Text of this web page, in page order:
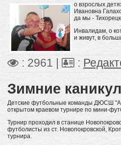
о взрослых
Ивановна
да мы -
Инвалидам, о
и живут, в
: 2961 | :
Зимние
Детские футбольные команды ДЮСШ
открытом краевом турнире по мини-
Турнир проходил в станице
футболисты из ст. Новопокровской,
турнира.